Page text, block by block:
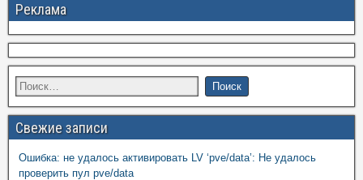
Реклама
Свежие записи
Ошибка: не удалось активировать LV ‘pve/data’: Не удалось
проверить пул pve/data